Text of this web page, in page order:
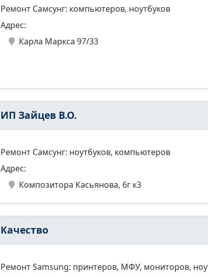
Ремонт Самсунг: компьютеров, ноутбуков
Адрес:
Карла Маркса 97/33
ИП Зайцев В.О.
Ремонт Самсунг: ноутбуков, компьютеров
Адрес:
Композитора Касьянова, 6г к3
Качество
Ремонт Samsung: принтеров, МФУ, мониторов,